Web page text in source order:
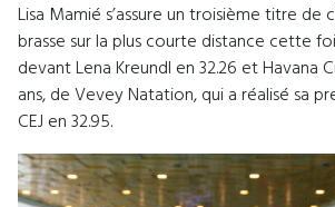
Lisa Mamié s’assure un troisième titre de
brasse sur la plus courte distance cette
devant Lena Kreundl en 32.26 et Havana
ans, de Vevey Natation, qui a réalisé sa
CEJ en 32.95.